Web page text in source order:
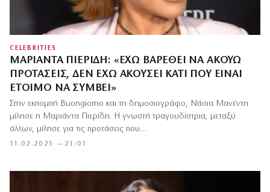
CELEBRITIES
ΜΑΡΙΆΝΤΑ ΠΙΕΡΊΔΗ: «ΈΧΩ ΒΑΡΕΘΕΊ ΝΑ ΑΚΟΎΩ
ΠΡΟΤΆΣΕΙΣ, ΔΕΝ ΈΧΩ ΑΚΟΎΣΕΙ ΚΆΤΙ ΠΟΥ ΕΊΝΑΙ
ΈΤΟΙΜΟ ΝΑ ΣΥΜΒΕΊ»
11.02.2025 — 21:01
Στην εκπομπή Buongiorno και τη δημοσιογράφο, Νάσια Μανέντη
μίλησε η Μαριάντα Πιερίδη. Η γνωστή τραγουδίστρια, μεταξύ
άλλων, μίλησε για τις προτάσεις που…